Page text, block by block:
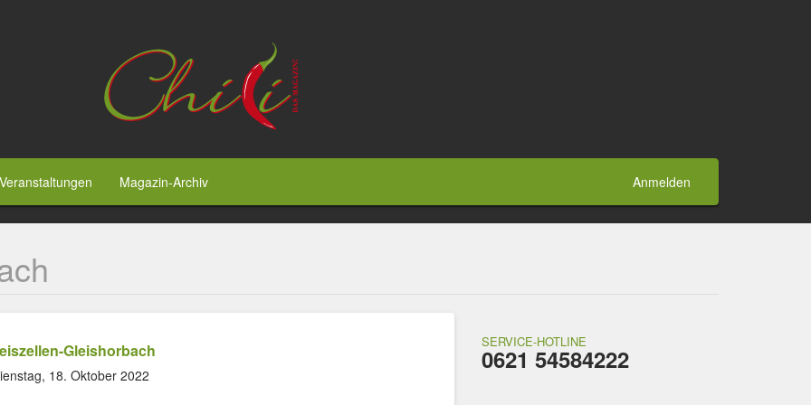
Anmelden
Veranstaltungen Magazin-Archiv
Gleishorbach
18. Oktober 2022
SERVICE-HOTLINE
0621 54584222